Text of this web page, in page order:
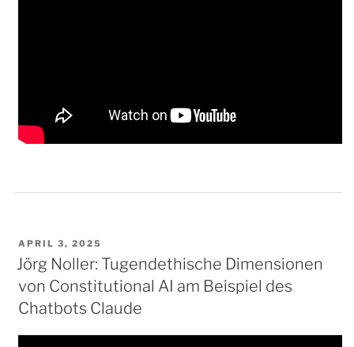
VERÖFFENTLICHT
AM
APRIL 3, 2025
Jörg Noller: Tugendethische Dimensionen
von Constitutional AI am Beispiel des
Chatbots Claude